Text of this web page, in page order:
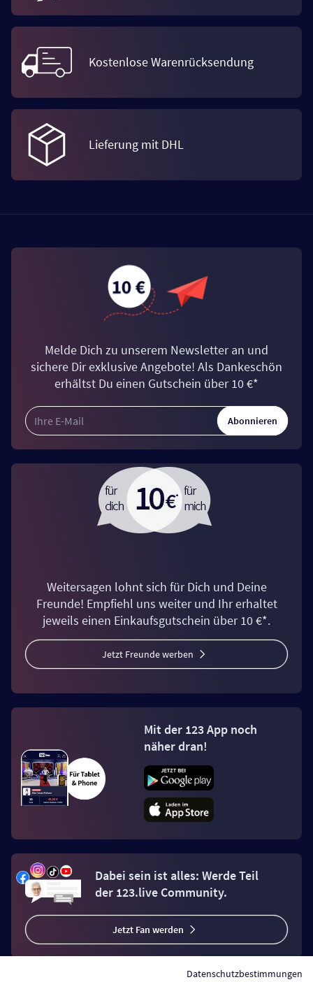
Kostenlose Warenrücksendung
Lieferung mit DHL
Melde Dich zu unserem Newsletter an und
sichere Dir exklusive Angebote! Als Dankeschön
erhältst Du einen Gutschein über 10 €*
Abonnieren
Weitersagen lohnt sich für Dich und Deine
Freunde! Empfiehl uns weiter und Ihr erhaltet
jeweils einen Einkaufsgutschein über 10 €*.
Jetzt Freunde werben
Mit der 123 App noch
näher dran!
Dabei sein ist alles: Werde Teil
der 123.live Community.
Jetzt Fan werden
Datenschutzbestimmungen